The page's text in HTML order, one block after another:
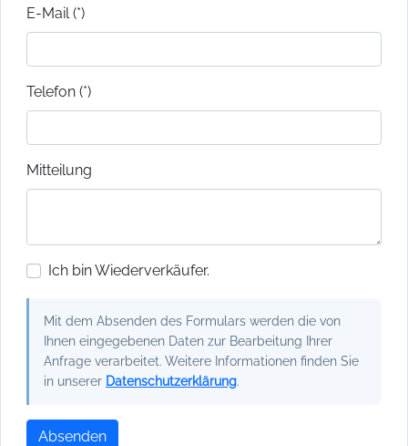
E-Mail (*)
Telefon (*)
Mitteilung
Ich bin Wiederverkäufer.
Mit dem Absenden des Formulars werden die von
Ihnen eingegebenen Daten zur Bearbeitung Ihrer
Anfrage verarbeitet. Weitere Informationen finden Sie
in unserer Datenschutzerklärung.
Absenden